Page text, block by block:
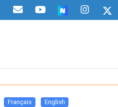
English
Français